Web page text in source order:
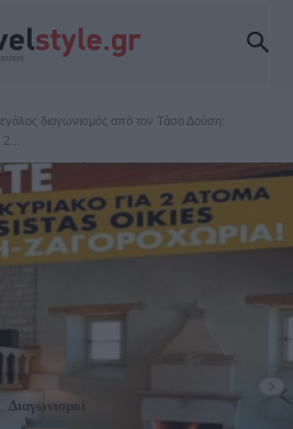
διαγωνισμός από τον Τάσο Δούση:
Διαγωνισμοί